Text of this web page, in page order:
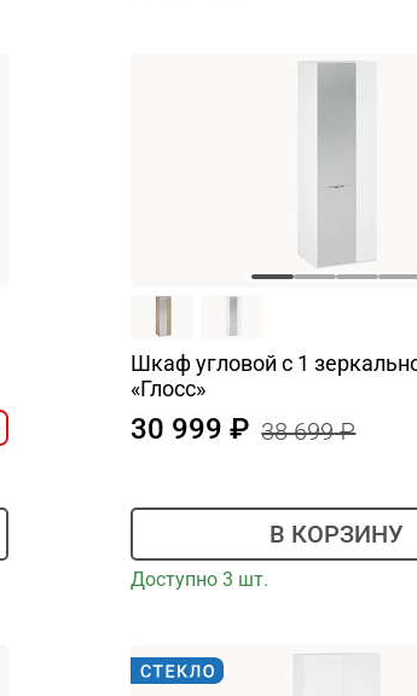
Шкаф угловой с 1
«Глосс»
30 999 38 699
В КОРЗИНУ
Доступно 3 шт.